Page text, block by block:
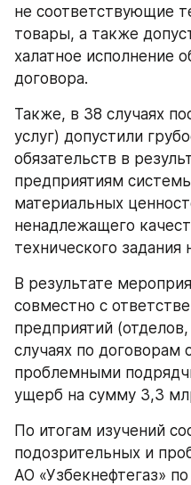
не соответствующие
товары, а также
халатное исполнение
договора.
Также, в 38 случаях
услуг) допустили
обязательств в
предприятиям
материальных
ненадлежащего
технического
В результате
совместно с
предприятий
случаях по
проблемными
ущерб на сумму 3,3
По итогам изучений
подозрительных и
АО «Узбекнефтегаз»